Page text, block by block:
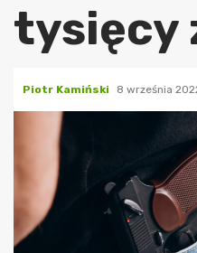
tysięcy
Piotr Kamiński 8 września